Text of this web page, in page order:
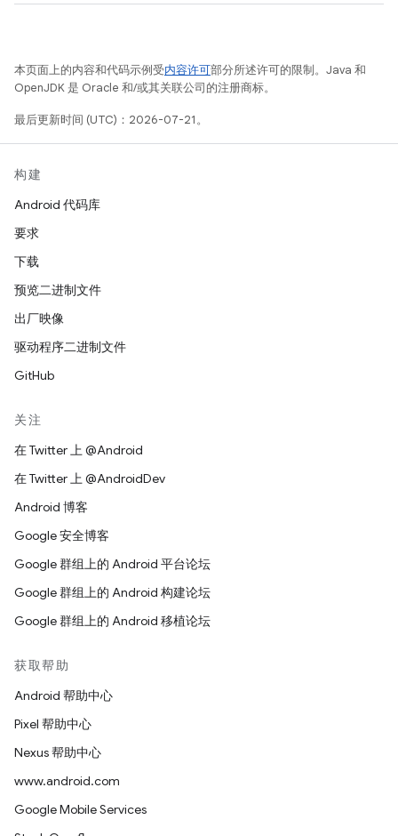
本页面上的内容和代码示例受内容许可部分所述许可的限制。Java 和
OpenJDK 是 Oracle 和/或其关联公司的注册商标。
最后更新时间 (UTC)：2026-07-21。
构建
Android 代码库
要求
下载
预览二进制文件
出厂映像
驱动程序二进制文件
GitHub
关注
在 Twitter 上 @Android
在 Twitter 上 @AndroidDev
Android 博客
Google 安全博客
Google 群组上的 Android 平台论坛
Google 群组上的 Android 构建论坛
Google 群组上的 Android 移植论坛
获取帮助
Android 帮助中心
Pixel 帮助中心
Nexus 帮助中心
www.android.com
Google Mobile Services